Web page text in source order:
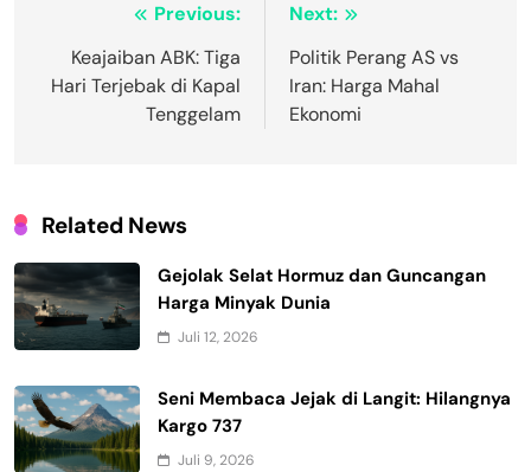
Navigasi
pos
Previous:
Keajaiban ABK: Tiga
Hari Terjebak di Kapal
Tenggelam
Next:
Politik Perang AS vs
Iran: Harga Mahal
Ekonomi
Related News
Gejolak Selat Hormuz dan Guncangan
Harga Minyak Dunia
Juli 12, 2026
Seni Membaca Jejak di Langit: Hilangnya
Kargo 737
Juli 9, 2026